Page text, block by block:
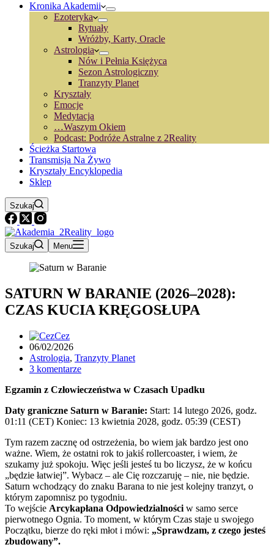
Kronika Akademii
Ezoteryka
Rytuały
Wróżby, Karty, Oracle
Astrologia
Nów i Pełnia Księżyca
Sezon Astrologiczny
Tranzyty Planet
Kryształy
Emocje
Medytacja
…Waszym Okiem
Podcast: Podróże Astralne z 2Reality
Ścieżka Startowa
Transmisja Na Żywo
Kryształy Encyklopedia
Sklep
Szukaj
Szukaj Menu
SATURN W BARANIE (2026–2028):
CZAS KUCIA KRĘGOSŁUPA
Cez
06/02/2026
Astrologia, Tranzyty Planet
3 komentarze
Egzamin z Człowieczeństwa w Czasach Upadku
Daty graniczne Saturn w Baranie: Start: 14 lutego 2026, godz.
01:11 (CET) Koniec: 13 kwietnia 2028, godz. 05:39 (CEST)
Tym razem zacznę od ostrzeżenia, bo wiem jak bardzo jest ono
ważne. Wiem, że ostatni rok to jakiś rollercoaster, i wiem, że
szukamy już spokoju. Więc jeśli jesteś tu bo liczysz, że w końcu
„będzie łatwiej”. Wybacz – ale Cię rozczaruję – nie, nie będzie.
Saturn wchodzący do znaku Barana to nie jest kolejny tranzyt, o
którym zapomnisz po tygodniu.
To wejście Arcykapłana Odpowiedzialności w samo serce
pierwotnego Ognia. To moment, w którym Czas staje u swojego
Początku, bierze do ręki młot i mówi: „Sprawdzam, z czego jesteś
zbudowany”.